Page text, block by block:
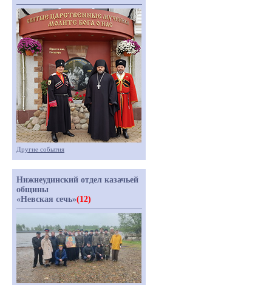
Другие события
Нижнеудинский отдел казачьей
общины
«Невская сечь»(12)